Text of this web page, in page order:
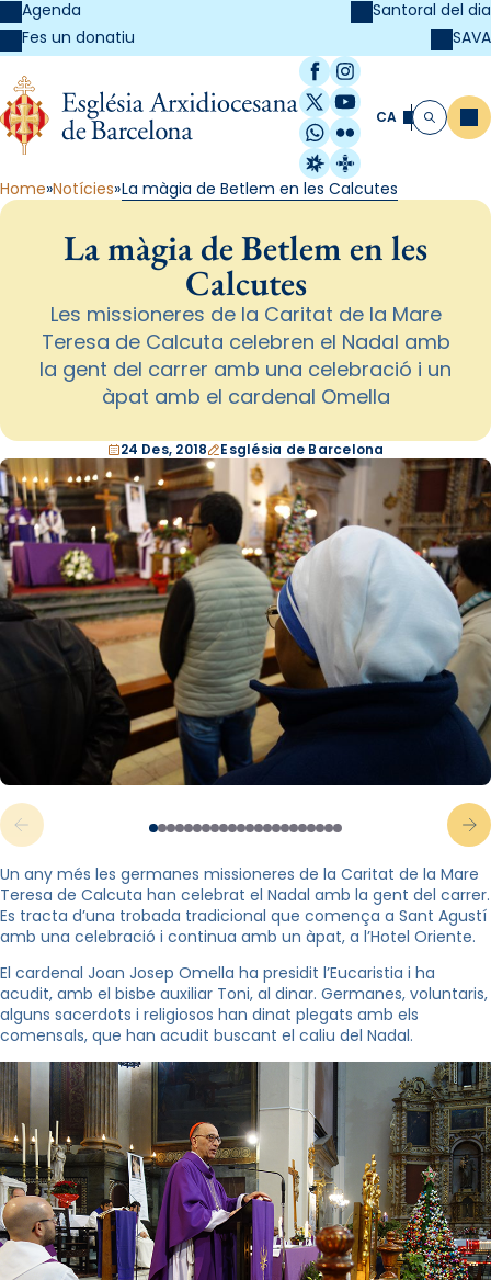
Agenda
Fes un donatiu
Santoral del dia
SAVA
Facebook
Instagram
X / Twitter
YouTube
WhatsApp
Flickr
Radio Estel
Catalunya
CA Cerca
Home Notícies La màgia de Betlem en les Calcutes
La màgia de Betlem en les
Calcutes
Les missioneres de la Caritat de la Mare
Teresa de Calcuta celebren el Nadal amb
la gent del carrer amb una celebració i un
àpat amb el cardenal Omella
24 Des, 2018 Església de Barcelona
Un any més les germanes missioneres de la Caritat de la Mare
Teresa de Calcuta han celebrat el Nadal amb la gent del carrer.
Es tracta d’una trobada tradicional que comença a Sant Agustí
amb una celebració i continua amb un àpat, a l’Hotel Oriente.
El cardenal Joan Josep Omella ha presidit l’Eucaristia i ha
acudit, amb el bisbe auxiliar Toni, al dinar. Germanes, voluntaris,
alguns sacerdots i religiosos han dinat plegats amb els
comensals, que han acudit buscant el caliu del Nadal.